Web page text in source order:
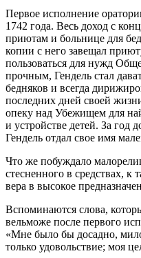
Первое исполнение
1742 года. Весь доход с
приютам и больнице для
копии с него завещал
пользоваться для нужд
прочным, Гендель стал
бедняков и всегда
последних дней своей
опеку над Убежищем для
и устройстве детей. За год
Гендель отдал свое имя
Что же побуждало
стесненного в средствах,
вера в высокое
Вспоминаются слова,
вельможе после первого
«Мне было бы досадно,
только удовольствие; моя